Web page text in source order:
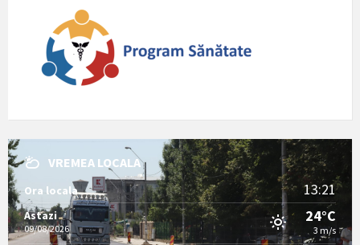
VREMEA LOCALA
Ora locala 13:21
Astazi
09/08/2026
24°C
3 m/s